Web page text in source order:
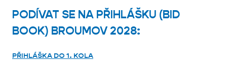
PODÍVAT SE NA PŘIHLÁŠKU (BID
BOOK) BROUMOV 2028:
PŘIHLÁŠKA DO 1. KOLA